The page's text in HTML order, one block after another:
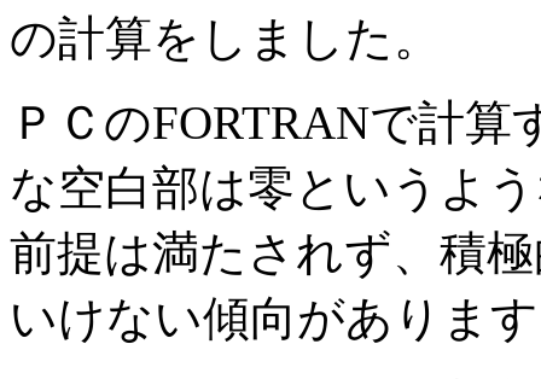
の計算をしました。
ＰＣのFORTRANで計
な空白部は零というよ
前提は満たされず、積
いけない傾向がありま